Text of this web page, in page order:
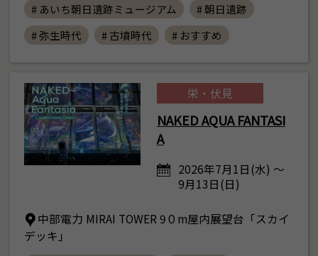
# あいち朝日遺跡ミュージアム
# 朝日遺跡
# 弥生時代
# 古墳時代 # おすすめ
栄・伏見
NAKED AQUA FANTASI
A
2026年7月1日(水) ～
9月13日(日)
中部電力 MIRAI TOWER 9０m屋内展望台「スカイ
デッキ」